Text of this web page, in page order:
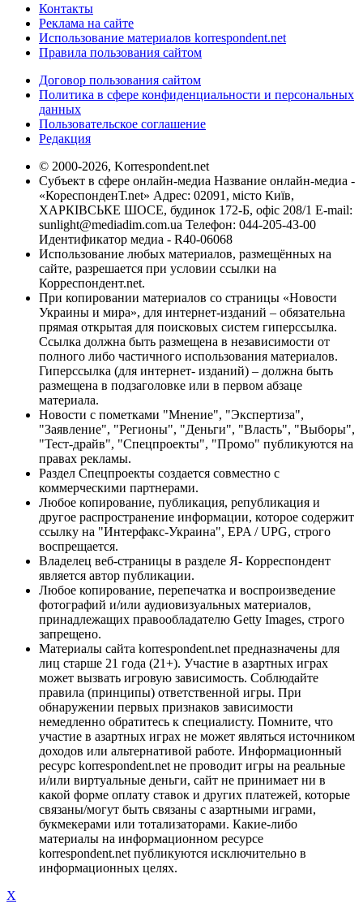
Контакты
Реклама на сайте
Использование материалов korrespondent.net
Правила пользования сайтом
Договор пользования сайтом
Политика в сфере конфиденциальности и персональных
данных
Пользовательское соглашение
Редакция
© 2000-2026, Korrespondent.net
Субъект в сфере онлайн-медиа Название онлайн-медиа -
«КореспонденТ.net» Адрес: 02091, місто Київ,
ХАРКІВСЬКЕ ШОСЕ, будинок 172-Б, офіс 208/1 E-mail:
sunlight@mediadim.com.ua Телефон: 044-205-43-00
Идентификатор медиа - R40-06068
Использование любых материалов, размещённых на
сайте, разрешается при условии ссылки на
Корреспондент.net.
При копировании материалов со страницы «Новости
Украины и мира», для интернет-изданий – обязательна
прямая открытая для поисковых систем гиперссылка.
Ссылка должна быть размещена в независимости от
полного либо частичного использования материалов.
Гиперссылка (для интернет- изданий) – должна быть
размещена в подзаголовке или в первом абзаце
материала.
Новости с пометками "Мнение", "Экспертиза",
"Заявление", "Регионы", "Деньги", "Власть", "Выборы",
"Тест-драйв", "Спецпроекты", "Промо" публикуются на
правах рекламы.
Раздел Спецпроекты создается совместно с
коммерческими партнерами.
Любое копирование, публикация, републикация и
другое распространение информации, которое содержит
ссылку на "Интерфакс-Украина", EPA / UPG, строго
воспрещается.
Владелец веб-страницы в разделе Я- Корреспондент
является автор публикации.
Любое копирование, перепечатка и воспроизведение
фотографий и/или аудиовизуальных материалов,
принадлежащих правообладателю Getty Images, строго
запрещено.
Материалы сайта korrespondent.net предназначены для
лиц старше 21 года (21+). Участие в азартных играх
может вызвать игровую зависимость. Соблюдайте
правила (принципы) ответственной игры. При
обнаружении первых признаков зависимости
немедленно обратитесь к специалисту. Помните, что
участие в азартных играх не может являться источником
доходов или альтернативой работе. Информационный
ресурс korrespondent.net не проводит игры на реальные
и/или виртуальные деньги, сайт не принимает ни в
какой форме оплату ставок и других платежей, которые
связаны/могут быть связаны с азартными играми,
букмекерами или тотализаторами. Какие-либо
материалы на информационном ресурсе
korrespondent.net публикуются исключительно в
информационных целях.
X